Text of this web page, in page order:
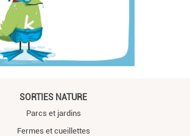
SORTIES NATURE
Parcs et jardins
Fermes et cueillettes